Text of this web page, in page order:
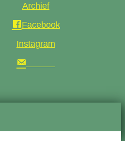
Archief
Facebook
Instagram